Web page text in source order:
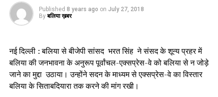
Published 8 years ago on July 27, 2018
By बलिया ख़बर
नई दिल्ली : बलिया से बीजेपी सांसद भरत सिंह ने संसद के शून्य प्रहर में
बलिया की जनभावना के अनुरूप पूर्वांचल-एक्सप्रेस-वे को बलिया से न जोड़े
जाने का मुद्दा उठाया। उन्होंने सदन के माध्यम से एक्सप्रेस-वे का विस्तार
बलिया के सिताबदियारा तक करने की मांग रखी।